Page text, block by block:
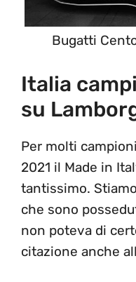
Bugatti
Italia
su
Per molti
2021 il Made in
tantissimo.
che sono
non poteva di
citazione anche